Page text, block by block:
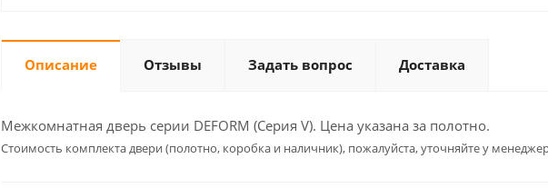
Описание Отзывы Задать вопрос Доставка
Межкомнатная дверь серии DEFORM (Серия V). Цена указана за полотно.
Cтоимость комплекта двери (полотно, коробка и наличник), пожалуйста, уточняйте у